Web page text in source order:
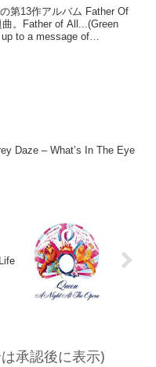
第13作アルバム Father Of
。Father of All...(Green
to a message of
Daze – What’s In The Eye
承認後に表示)